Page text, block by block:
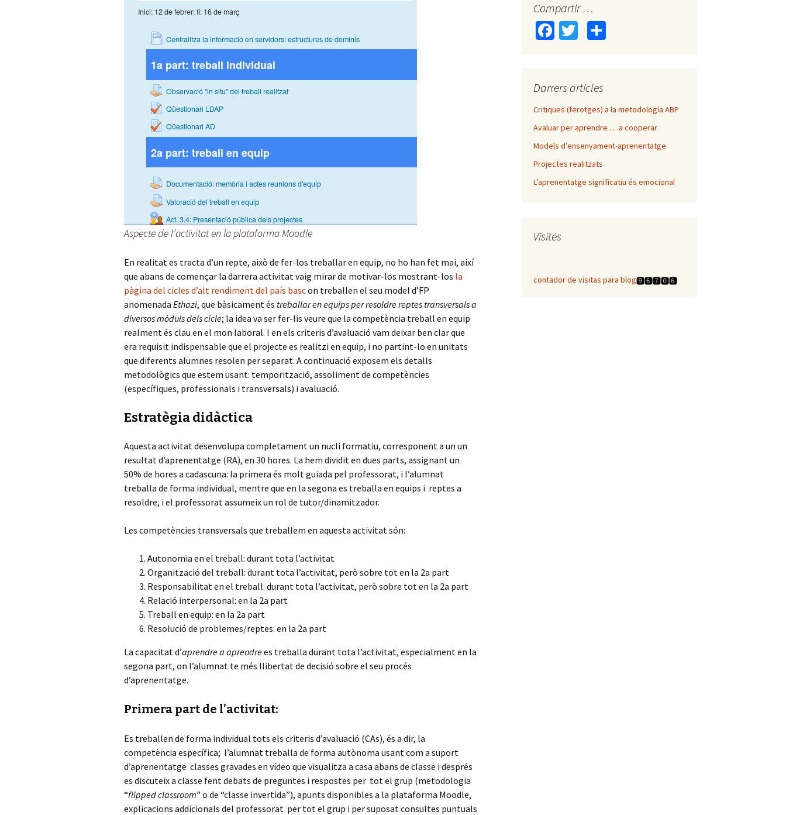
Aspecte de l’activitat en la plataforma Moodle
En realitat es tracta d’un repte, això de fer-los treballar en equip, no ho han fet mai, així
que abans de començar la darrera activitat vaig mirar de motivar-los mostrant-los la
pàgina del cicles d’alt rendiment del país bascon treballen el seu model d’FP
anomenada Ethazi, que bàsicament és treballar en equips per resoldre reptes transversals a
diversos mòduls dels cicle; la idea va ser fer-lis veure que la competència treball en equip
realment és clau en el mon laboral. I en els criteris d’avaluació vam deixar ben clar que
era requisit indispensable que el projecte es realitzi en equip, i no partint-lo en unitats
que diferents alumnes resolen per separat. A continuació exposem els detalls
metodològics que estem usant: temporització, assoliment de competències
(específiques, professionals i transversals) i avaluació.
Estratègia didàctica
Aquesta activitat desenvolupa completament un nucli formatiu, corresponent a un un
resultat d’aprenentatge (RA), en 30 hores. La hem dividit en dues parts, assignant un
50% de hores a cadascuna: la primera és molt guiada pel professorat, i l’alumnat
treballa de forma individual, mentre que en la segona es treballa en equips i reptes a
resoldre, i el professorat assumeix un rol de tutor/dinamitzador.
Les competències transversals que treballem en aquesta activitat són:
Autonomia en el treball: durant tota l’activitat
Organització del treball: durant tota l’activitat, però sobre tot en la 2a part
Responsabilitat en el treball: durant tota l’activitat, però sobre tot en la 2a part
Relació interpersonal: en la 2a part
Treball en equip: en la 2a part
Resolució de problemes/reptes: en la 2a part
La capacitat d’aprendre a aprendrees treballa durant tota l’activitat, especialment en la
segona part, on l’alumnat te més llibertat de decisió sobre el seu procés
d’aprenentatge.
Primera part de l’activitat:
Es treballen de forma individual tots els criteris d’avaluació (CAs), és a dir, la
competència específica; l’alumnat treballa de forma autònoma usant com a suport
d’aprenentatge classes gravades en vídeo que visualitza a casa abans de classe i després
es discuteix a classe fent debats de preguntes i respostes per tot el grup (metodologia
“flipped classroom” o de “classe invertida”), apunts disponibles a la plataforma Moodle,
explicacions addicionals del professorat per tot el grup i per suposat consultes puntuals
Compartir …
Fa
o
o
k
T
er
ar
te
ix
Darrers articles
Critiques (ferotges) a la metodología ABP
Avaluar per aprendre … a cooperar
Models d’ensenyament-aprenentatge
Projectes realitzats
L’aprenentatge significatiu és emocional
Visites
contador de visitas para blog